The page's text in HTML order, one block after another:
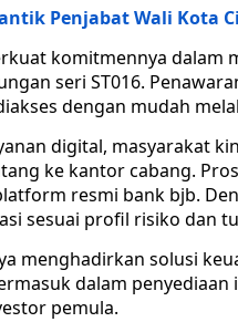
Penjabat Wali Kota
komitmennya dalam
seri ST016.
dengan mudah
digital, masyarakat
ke kantor cabang.
resmi bank bjb.
sesuai profil risiko dan
menghadirkan solusi
dalam
pemula.